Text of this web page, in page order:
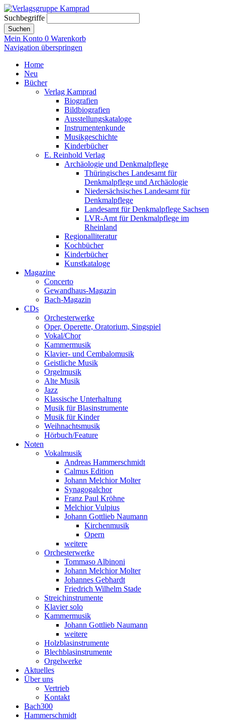
Suchbegriffe
Suchen
Mein Konto 0 Warenkorb
Navigation überspringen
Home
Neu
Bücher
Verlag Kamprad
Biografien
Bildbiografien
Ausstellungskataloge
Instrumentenkunde
Musikgeschichte
Kinderbücher
E. Reinhold Verlag
Archäologie und Denkmalpflege
Thüringisches Landesamt für
Denkmalpflege und Archäologie
Niedersächsisches Landesamt für
Denkmalpflege
Landesamt für Denkmalpflege Sachsen
LVR-Amt für Denkmalpflege im
Rheinland
Regionalliteratur
Kochbücher
Kinderbücher
Kunstkataloge
Magazine
Concerto
Gewandhaus-Magazin
Bach-Magazin
CDs
Orchesterwerke
Oper, Operette, Oratorium, Singspiel
Vokal/Chor
Kammermusik
Klavier- und Cembalomusik
Geistliche Musik
Orgelmusik
Alte Musik
Jazz
Klassische Unterhaltung
Musik für Blasinstrumente
Musik für Kinder
Weihnachtsmusik
Hörbuch/Feature
Noten
Vokalmusik
Andreas Hammerschmidt
Calmus Edition
Johann Melchior Molter
Synagogalchor
Franz Paul Kröhne
Melchior Vulpius
Johann Gottlieb Naumann
Kirchenmusik
Opern
weitere
Orchesterwerke
Tommaso Albinoni
Johann Melchior Molter
Johannes Gebhardt
Friedrich Wilhelm Stade
Streichinstrumente
Klavier solo
Kammermusik
Johann Gottlieb Naumann
weitere
Holzblasinstrumente
Blechblasinstrumente
Orgelwerke
Aktuelles
Über uns
Vertrieb
Kontakt
Bach300
Hammerschmidt